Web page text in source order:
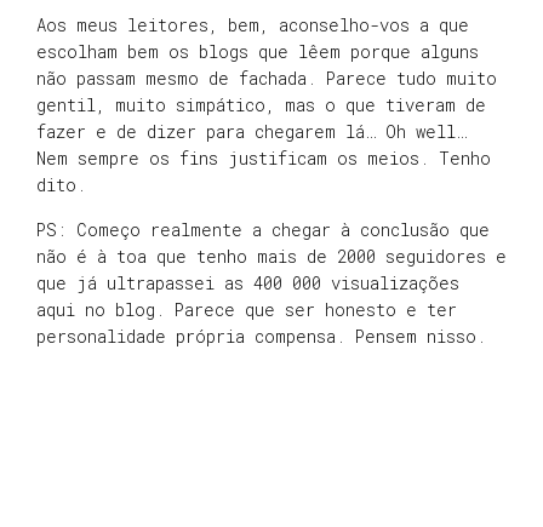
Aos meus leitores, bem, aconselho-vos a que
escolham bem os blogs que lêem porque alguns
não passam mesmo de fachada. Parece tudo muito
gentil, muito simpático, mas o que tiveram de
fazer e de dizer para chegarem lá… Oh well…
Nem sempre os fins justificam os meios. Tenho
dito.
PS: Começo realmente a chegar à conclusão que
não é à toa que tenho mais de 2000 seguidores e
que já ultrapassei as 400 000 visualizações
aqui no blog. Parece que ser honesto e ter
personalidade própria compensa. Pensem nisso.